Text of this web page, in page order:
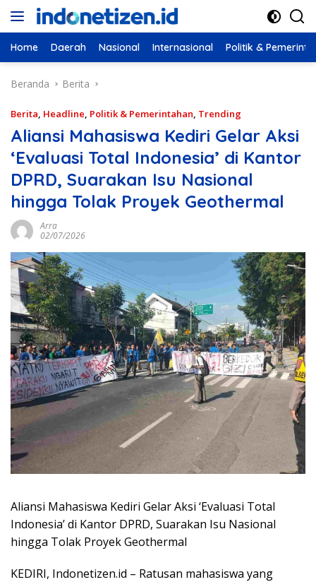
Langsung
Home Daerah Nasional Internasional Politik &
Beranda Berita
Berita, Headline, Politik & Pemerintahan, Trending
Aliansi Mahasiswa Kediri Gelar Aksi
‘Evaluasi Total Indonesia’ di Kantor
DPRD, Suarakan Isu Nasional
hingga Tolak Proyek Geothermal
Arra
02/07/2026
Aliansi Mahasiswa Kediri Gelar Aksi ‘Evaluasi Total
Indonesia’ di Kantor DPRD, Suarakan Isu Nasional
hingga Tolak Proyek Geothermal
KEDIRI, Indonetizen.id – Ratusan mahasiswa yang